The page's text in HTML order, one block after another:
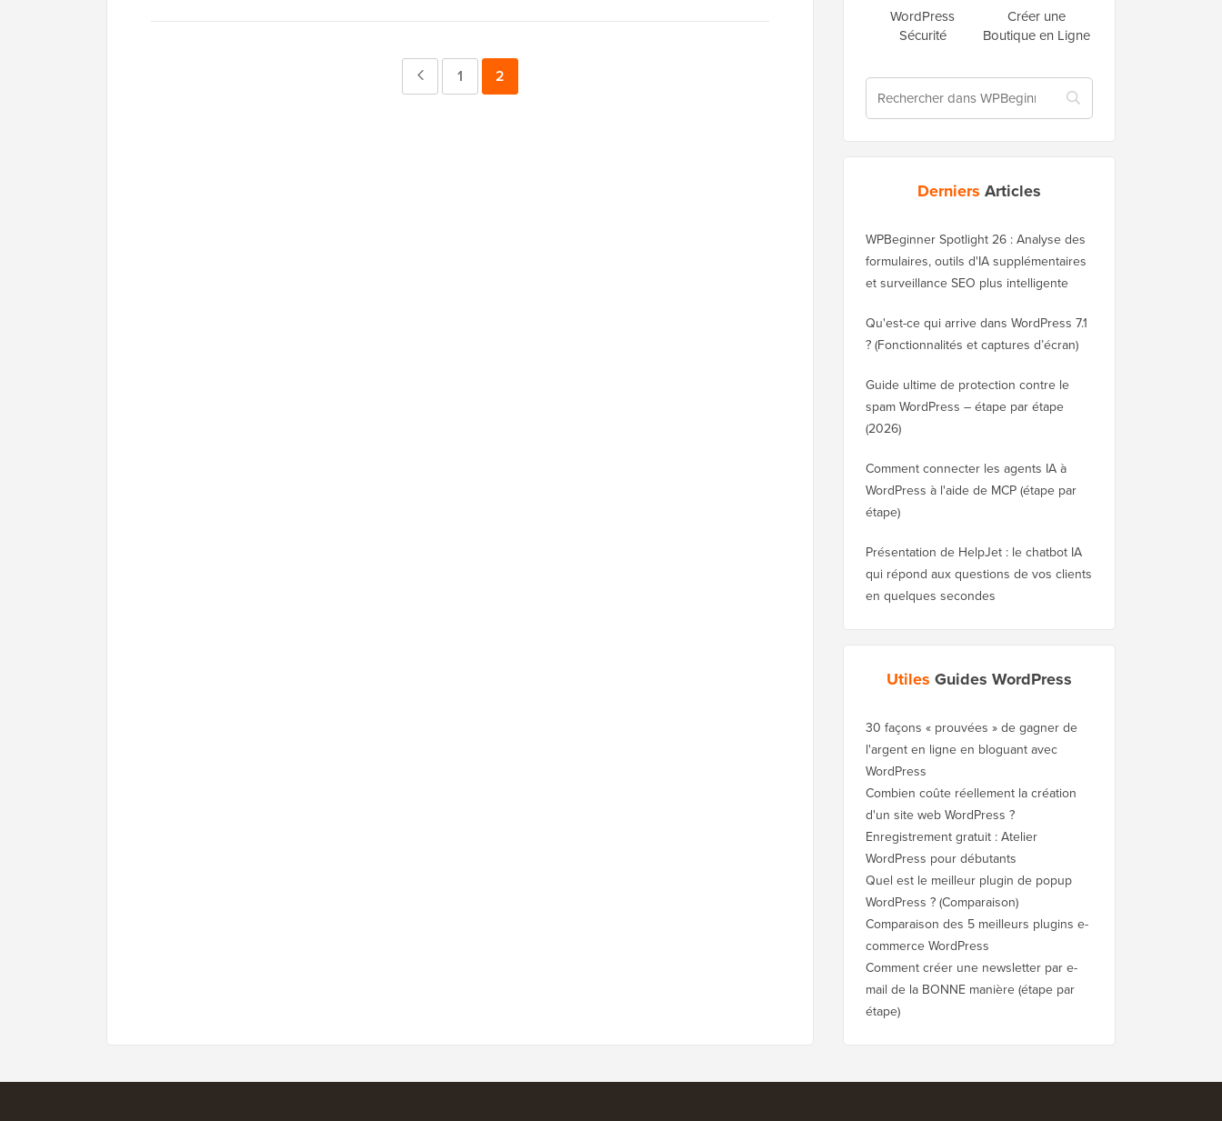
PagePage
1 Page
2
WordPress
Sécurité
Créer une
Boutique en Ligne
Derniers Articles
WPBeginner Spotlight 26 : Analyse des
formulaires, outils d'IA supplémentaires
et surveillance SEO plus intelligente
Qu'est-ce qui arrive dans WordPress 7.1
? (Fonctionnalités et captures d’écran)
Guide ultime de protection contre le
spam WordPress – étape par étape
(2026)
Comment connecter les agents IA à
WordPress à l'aide de MCP (étape par
étape)
Présentation de HelpJet : le chatbot IA
qui répond aux questions de vos clients
en quelques secondes
Utiles Guides WordPress
30 façons « prouvées » de gagner de
l'argent en ligne en bloguant avec
WordPress
Combien coûte réellement la création
d'un site web WordPress ?
Enregistrement gratuit : Atelier
WordPress pour débutants
Quel est le meilleur plugin de popup
WordPress ? (Comparaison)
Comparaison des 5 meilleurs plugins e-
commerce WordPress
Comment créer une newsletter par e-
mail de la BONNE manière (étape par
étape)